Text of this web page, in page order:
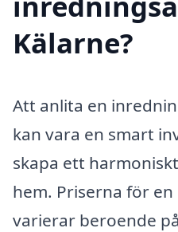
Kälarne?
Att anlita en
kan vara en smart
skapa ett
hem. Priserna för
varierar beroende